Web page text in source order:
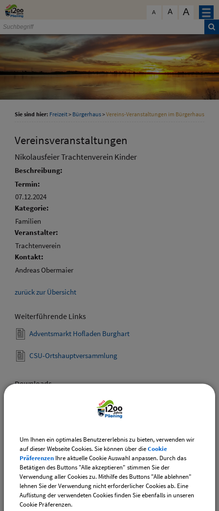
Zum Inhalt
A A A
Sie sind hier: Freizeit> Bürgerhaus>Vereins-Veranstaltungen im Bürgerhaus
Vereinsveranstaltungen
Nikolausfeier Trachtenverein Kinder
Beschreibung:
Termin:
07.12.2024
Kategorie:
Familien
Veranstalter:
Trachtenverein
Kontakt:
Andreas Obermaier
zurück zur Übersicht
Weiterführende Links
Adventsmarkt Hofladen Burghart
CSU-Ortshauptversammlung
Downloads
Den gewählten Termin als VCS-Kalenderdatei
downloaden
Drucken
Um Ihnen ein optimales Benutzererlebnis zu bieten, verwenden wir
auf dieser Webseite Cookies. Sie können über dieCookie
Präferenzen Ihre aktuelle Cookie Auswahl anpassen. Durch das
Betätigen des Buttons "Alle akzeptieren" stimmen Sie der
Verwendung aller Cookies zu. Mithilfe des Buttons "Alle ablehnen"
lehnen Sie der Verwendung nicht erforderlicher Cookies ab. Eine
Auflistung der verwendeten Cookies finden Sie ebenfalls in unseren
Cookie Präferenzen.
schließen